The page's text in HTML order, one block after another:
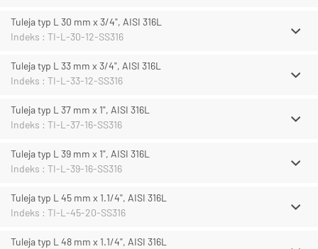
Tuleja typ L 30 mm x 3/4", AISI 316L
Indeks : TI-L-30-12-SS316
Tuleja typ L 33 mm x 3/4", AISI 316L
Indeks : TI-L-33-12-SS316
Tuleja typ L 37 mm x 1", AISI 316L
Indeks : TI-L-37-16-SS316
Tuleja typ L 39 mm x 1", AISI 316L
Indeks : TI-L-39-16-SS316
Tuleja typ L 45 mm x 1.1/4", AISI 316L
Indeks : TI-L-45-20-SS316
Tuleja typ L 48 mm x 1.1/4", AISI 316L